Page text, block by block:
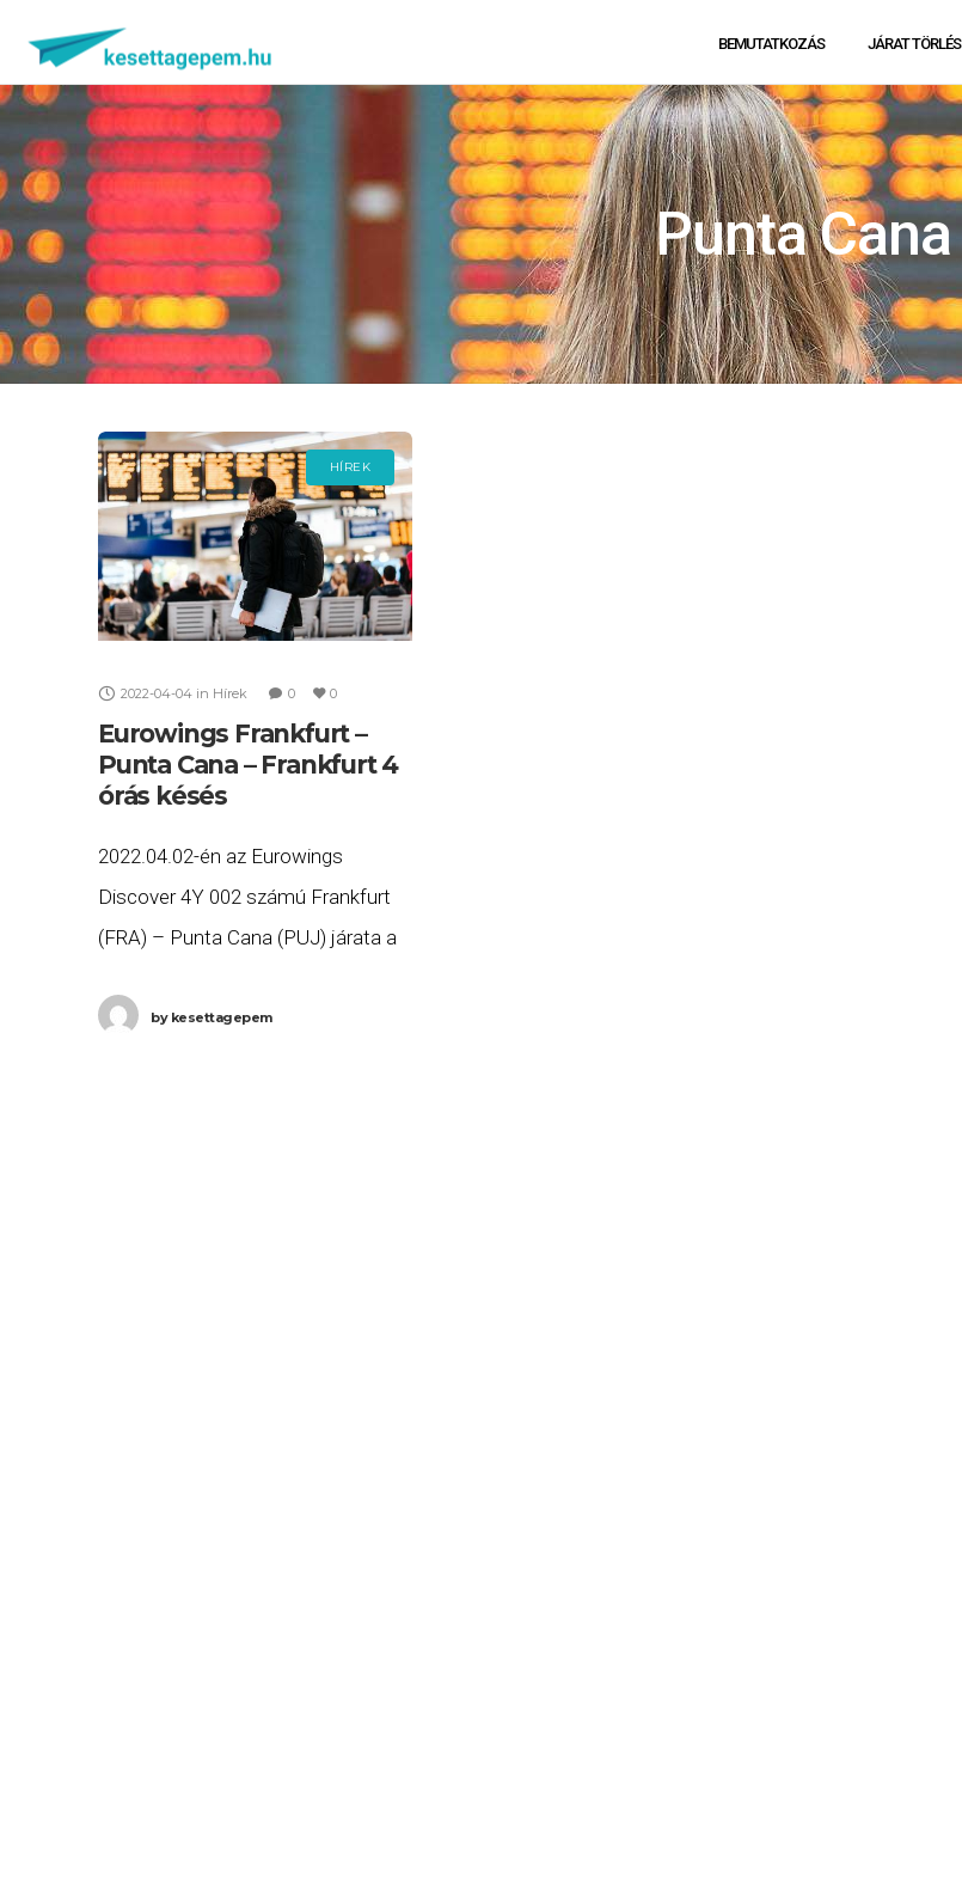
BEMUTATKOZÁS JÁRAT TÖRLÉS
Punta Cana
HÍREK
2022-04-04 in Hírek 0 0
Eurowings Frankfurt –
Punta Cana – Frankfurt 4
órás késés
2022.04.02-én az Eurowings
Discover 4Y 002 számú Frankfurt
(FRA) – Punta Cana (PUJ) járata a
négy órás késéssel, 20:36-ra
bykesettagepem